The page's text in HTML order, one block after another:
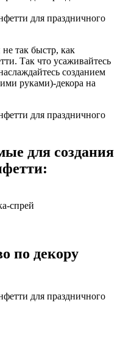
так быстр, как
Так что усаживайтесь
созданием
руками)-декора на
для создания
спрей
по декору